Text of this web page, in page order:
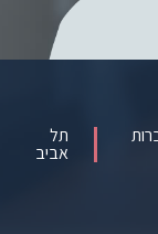
תל
אביב